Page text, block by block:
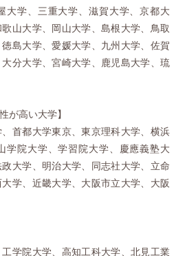
大学、三重大学、滋賀大学、京都大
山大学、岡山大学、島根大学、鳥取
島大学、愛媛大学、九州大学、佐賀
分大学、宮崎大学、鹿児島大学、琉
が高い大学】
首都大学東京、東京理科大学、横浜
学院大学、学習院大学、慶應義塾大
大学、明治大学、同志社大学、立命
学、近畿大学、大阪市立大学、大阪
学院大学、高知工科大学、北見工業